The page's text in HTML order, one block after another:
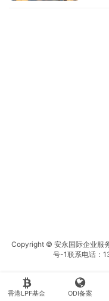
Copyright © 安永国际企业服
号-1联系电话：
香港LPF基金 ODI备案